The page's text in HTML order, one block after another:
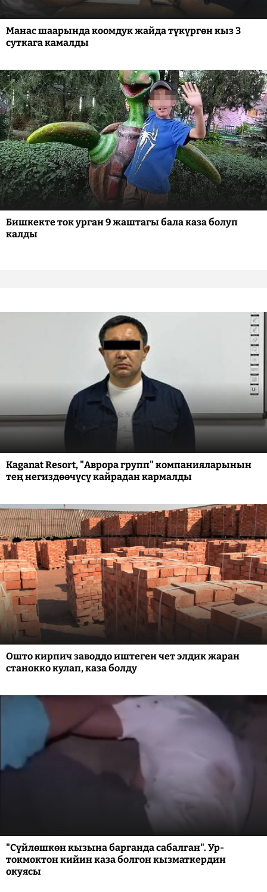
Манас шаарында коомдук жайда түкүргөн кыз 3
суткага камалды
Бишкекте ток урган 9 жаштагы бала каза болуп
калды
Kaganat Resort, "Аврора групп" компанияларынын
тең негиздөөчүсү кайрадан кармалды
Ошто кирпич заводдо иштеген чет элдик жаран
станокко кулап, каза болду
"Сүйлөшкөн кызына барганда сабалган". Ур-
токмоктон кийин каза болгон кызматкердин
окуясы